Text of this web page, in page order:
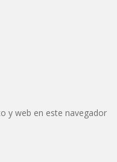
y web en este navegador